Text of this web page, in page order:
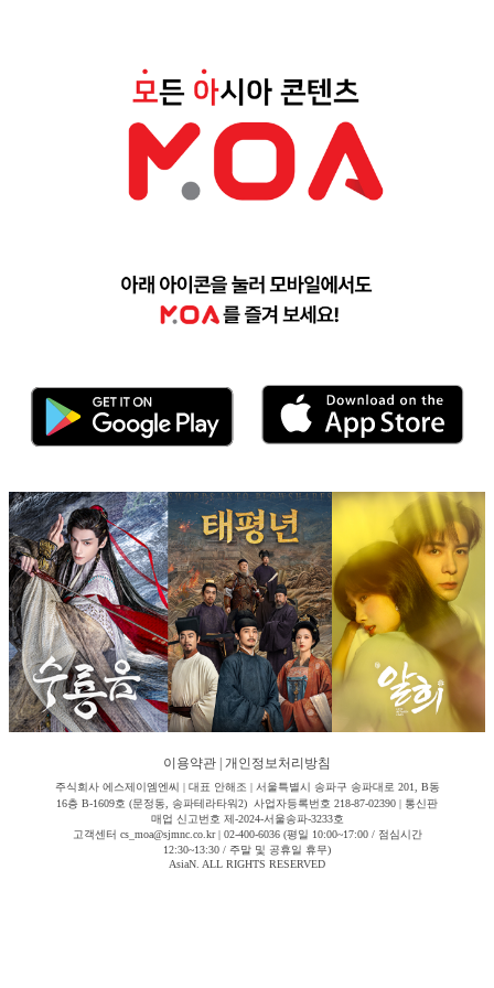
이용약관 개인정보처리방침
주식회사 에스제이엠엔씨 | 대표 안해조 | 서울특별시 송파구 송파대로 201, B동
16층 B-1609호 (문정동, 송파테라타워2) 사업자등록번호 218-87-02390 | 통신판
매업 신고번호 제-2024-서울송파-3233호
고객센터 cs_moa@sjmnc.co.kr | 02-400-6036 (평일 10:00~17:00 / 점심시간
12:30~13:30 / 주말 및 공휴일 휴무)
AsiaN. ALL RIGHTS RESERVED